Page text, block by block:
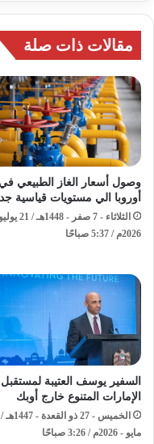
مقالات ذات صلة
وصول أسعار الغاز الطبيعي في
أوروبا الي مستويات قياسية
الثلاثاء - 7 صفر -
2026م / 5:37 صباحًا
السفير يوسف العتيبة لمستقبل
الإمارات المتنوع خارج أوبك
مايو - 2026م / 3:26 صباحًا